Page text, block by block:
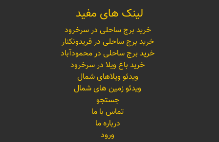
لینک های مفید
خرید برج ساحلی در سرخرود
خرید برج ساحلی در فریدونکنار
خرید برج ساحلی در محمودآباد
خرید باغ ویلا در سرخرود
ویدئو ویلاهای شمال
ویدئو زمین های شمال
جستجو
تماس با ما
درباره ما
ورود